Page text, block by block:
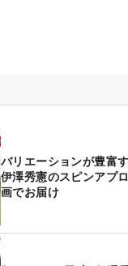
バリエーションが豊富
伊澤秀憲のスピンアプ
画でお届け